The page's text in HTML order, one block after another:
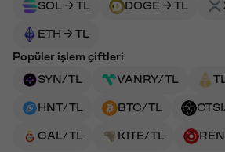
SOL → TL DOGE → TL
ETH → TL
Popüler işlem çiftleri
SYN/TL
VANRY/TL
HNT/TL BTC/TL
GAL/TL KITE/TL